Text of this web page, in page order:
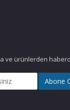
ve ürünlerden
Abone